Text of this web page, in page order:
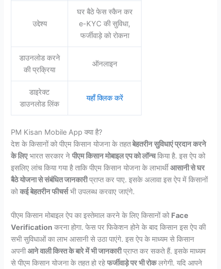
उद्देश्य
घर बैठे फेस स्कैन कर
e-KYC की सुविधा,
फर्जीवाड़े को रोकना
डाउनलोड करने
की प्रक्रिया
ऑनलाइन
डाइरेक्ट
डाउनलोड लिंक
यहाँ क्लिक करें
PM Kisan Mobile App क्या है?
देश के किसानों को पीएम किसान योजना के तहतबेहतरीन सुविधाएं प्रदान करने
के लिएभारत सरकार नेपीएम किसान मोबाइल एप को लॉन्चकिया है. इस ऐप को
इसलिए लांच किया गया है ताकि पीएम किसान योजना के लाभार्थीआसानी से घर
बैठे योजना से संबंधित जानकारीप्राप्त कर पाए. इसके अलावा इस ऐप में किसानों
कोकई बेहतरीन फीचर्सभी उपलब्ध करवाए जाएंगे.
पीएम किसान मोबाइल ऐप का इस्तेमाल करने के लिए किसानों को Face
Verification करना होगा. फेस पर फिकेशन होने के बाद किसान इस ऐप की
सभी सुविधाओं का लाभ आसानी से उठा पाएंगे. इस ऐप के माध्यम से किसान
अपनीआने वाली किस्त के बारे में भी जानकारीप्राप्त कर सकते हैं. इसके माध्यम
से पीएम किसान योजना के तहत हो रहेफर्जीवाड़े पर भी रोकलगेगी. यदि आपने